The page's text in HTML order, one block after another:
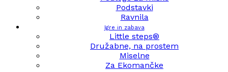
Podstavki
Ravnila
Igre in zabava
Little steps®
Družabne, na prostem
Miselne
Za Ekomančke